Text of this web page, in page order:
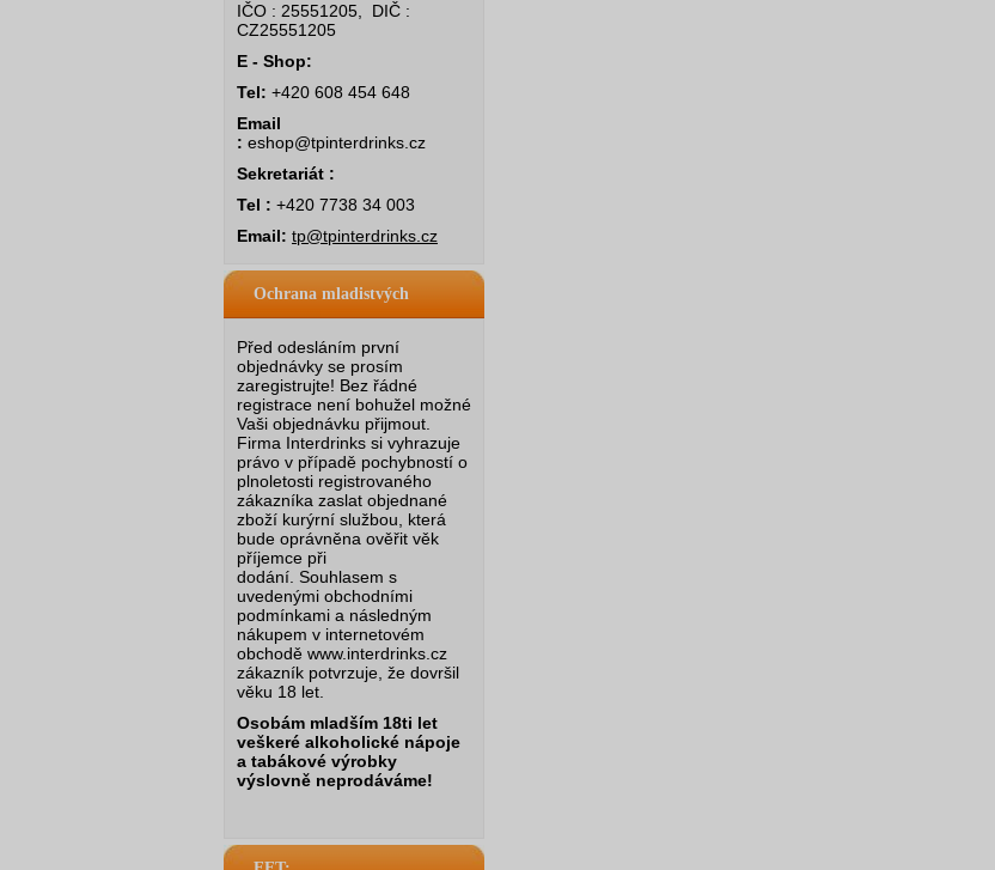
IČO : 25551205, DIČ :
CZ25551205
E - Shop:
Tel: +420 608 454 648
Email
: eshop@tpinterdrinks.cz
Sekretariát :
Tel : +420 7738 34 003
Email: tp@tpinterdrinks.cz
Ochrana mladistvých
Před odesláním první
objednávky se prosím
zaregistrujte! Bez řádné
registrace není bohužel možné
Vaši objednávku přijmout.
Firma Interdrinks si vyhrazuje
právo v případě pochybností o
plnoletosti registrovaného
zákazníka zaslat objednané
zboží kurýrní službou, která
bude oprávněna ověřit věk
příjemce při
dodání. Souhlasem s
uvedenými obchodními
podmínkami a následným
nákupem v internetovém
obchodě www.interdrinks.cz
zákazník potvrzuje, že dovršil
věku 18 let.
Osobám mladším 18ti let
veškeré alkoholické nápoje
a tabákové výrobky
výslovně neprodáváme!